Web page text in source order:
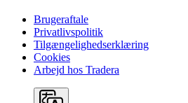
Brugeraftale
Privatlivspolitik
Tilgængelighedserklæring
Cookies
Arbejd hos Tradera